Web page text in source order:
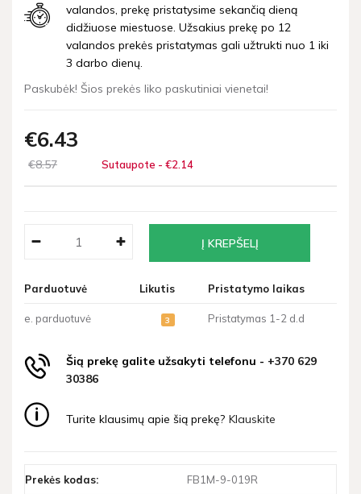
valandos, prekę pristatysime sekančią dieną
didžiuose miestuose. Užsakius prekę po 12
valandos prekės pristatymas gali užtrukti nuo 1 iki
3 darbo dienų.
Paskubėk! Šios prekės liko paskutiniai vienetai!
€6 43
€857 Sutaupote - €2 14
Parduotuvė Likutis Pristatymo laikas
e. parduotuvė 3 Pristatymas 1-2 d.d
Šią prekę galite užsakyti telefonu - +370 629
30386
Turite klausimų apie šią prekę? Klauskite
Prekės kodas: FB1M-9-019R